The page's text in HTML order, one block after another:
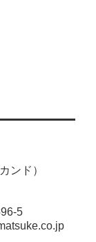
ンド）
5